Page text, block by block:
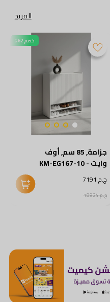
المزيد
خصم 62%
جزامة, 85 سم, أوف
وايت - KM-EG167-10
ج.م 7191
ج.م 18924